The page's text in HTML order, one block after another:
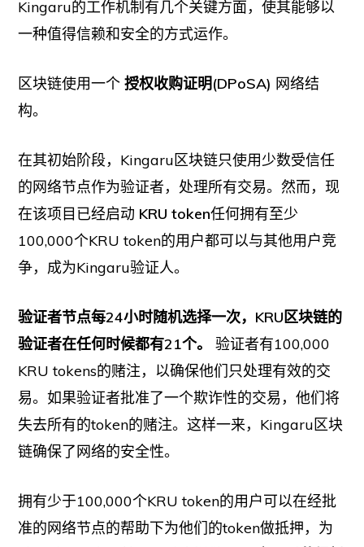
Kingaru的工作机制有几个关键方面，使其能够以
一种值得信赖和安全的方式运作。
区块链使用一个授权收购证明(DPoSA) 网络结
构。
在其初始阶段，Kingaru区块链只使用少数受信任
的网络节点作为验证者，处理所有交易。然而，现
在该项目已经启动 KRU token任何拥有至少
100,000个KRU token的用户都可以与其他用户竞
争，成为Kingaru验证人。
验证者节点每24小时随机选择一次，KRU区块链的
验证者在任何时候都有21个。
验证者有100,000
KRU tokens的赌注，以确保他们只处理有效的交
易。如果验证者批准了一个欺诈性的交易，他们将
失去所有的token的赌注。这样一来，Kingaru区块
链确保了网络的安全性。
拥有少于100,000个KRU token的用户可以在经批
准的网络节点的帮助下为他们的token做抵押，为